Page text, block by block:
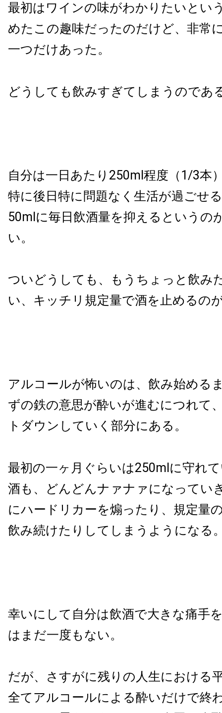
最初はワインの味がわかりたいとい
めたこの趣味だったのだけど、非常
一つだけあった。
どうしても飲みすぎてしまうのであ
自分は一日あたり250ml程度（1/3本
特に後日特に問題なく生活が過ごせ
50mlに毎日飲酒量を抑えるというの
い。
ついどうしても、もうちょっと飲み
い、キッチリ規定量で酒を止めるの
アルコールが怖いのは、飲み始める
ずの鉄の意思が酔いが進むにつれて
トダウンしていく部分にある。
最初の一ヶ月ぐらいは250mlに守れ
酒も、どんどんナァナァになってい
にハードリカーを煽ったり、規定量
飲み続けたりしてしまうようになる
幸いにして自分は飲酒で大きな痛手
はまだ一度もない。
だが、さすがに残りの人生における
全てアルコールによる酔いだけで終